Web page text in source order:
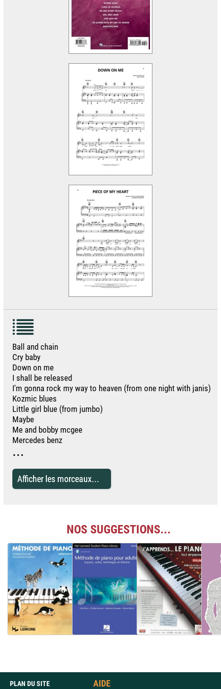
Ball and chain
Cry baby
Down on me
I shall be released
I'm gonna rock my way to heaven (from one night with janis)
Kozmic blues
Little girl blue (from jumbo)
Maybe
Me and bobby mcgee
Mercedes benz
...
Afficher les morceaux...
NOS SUGGESTIONS...
PLAN DU SITE AIDE